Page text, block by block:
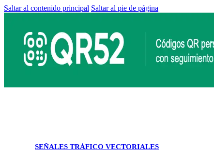
Saltar al contenido principal Saltar al pie de página
SEÑALES TRÁFICO VECTORIALES